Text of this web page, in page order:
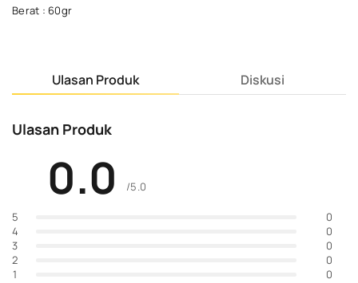
Berat : 60gr
Ulasan Produk Diskusi
Ulasan Produk
0.0 /5.0
5
0
4
0
3
0
2
0
1
0